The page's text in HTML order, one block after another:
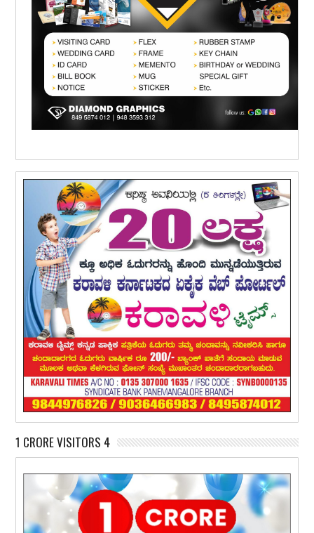
1 CRORE VISITORS 4